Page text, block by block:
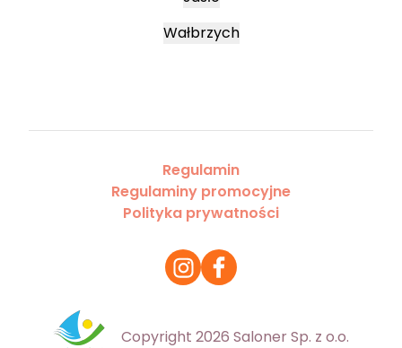
Wałbrzych
Regulamin
Regulaminy promocyjne
Polityka prywatności
Copyright 2026 Saloner Sp. z o.o.